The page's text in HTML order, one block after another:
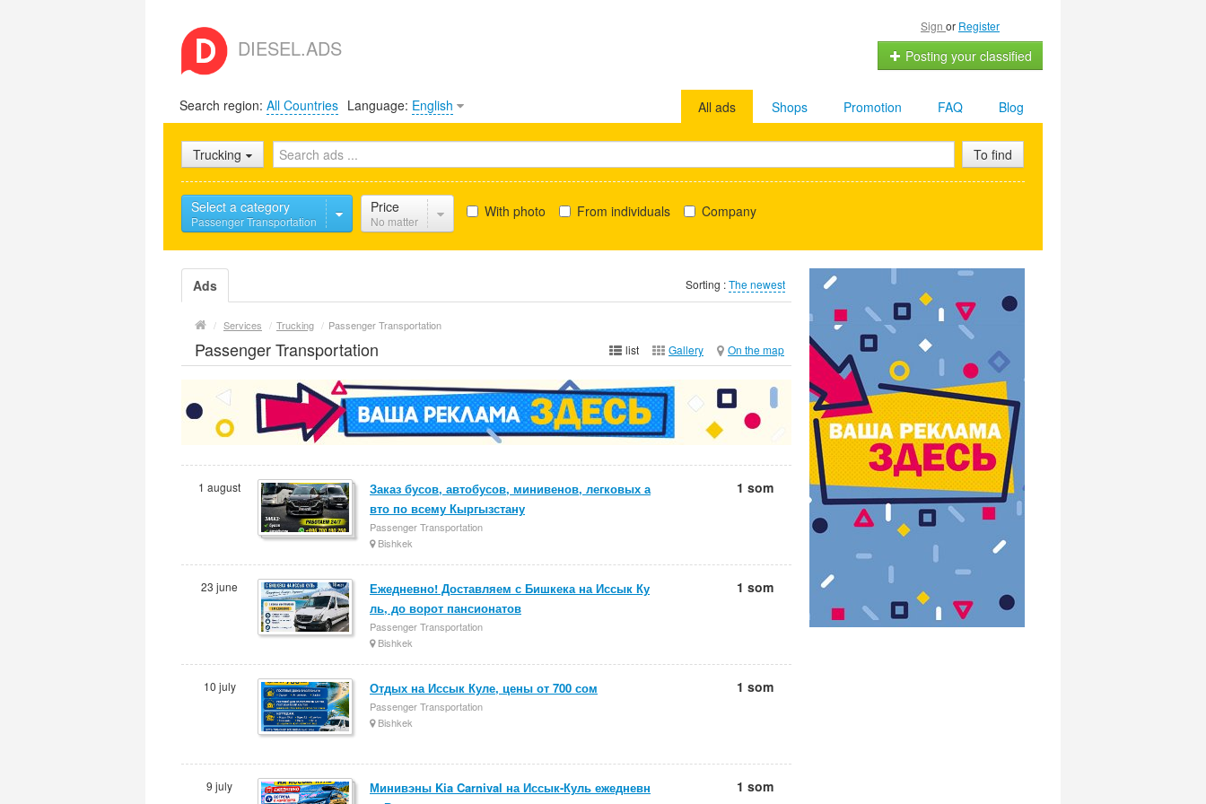
DIESEL.ADS
Sign or Register
Posting your classified
Search region: All Countries Language: English Blog
FAQ
Promotion
Shops
All ads
Trucking To find
Select a category
Passenger Transportation
Price
No matter
With photo From individuals Company
Ads Sorting :The newest
/ Services / Trucking / Passenger Transportation
Passenger Transportation list Gallery On the map
1 august
Заказ бусов, автобусов, минивенов, легковых а
вто по всему Кыргызстану
Passenger Transportation
Bishkek
1 som
23 june
Ежедневно! Доставляем с Бишкека на Иссык Ку
ль, до ворот пансионатов
Passenger Transportation
Bishkek
1 som
10 july Отдых на Иссык Куле, цены от 700 сом
Passenger Transportation
Bishkek
1 som
9 july
Минивэны Kia Carnival на Иссык-Куль ежедневн
1 som